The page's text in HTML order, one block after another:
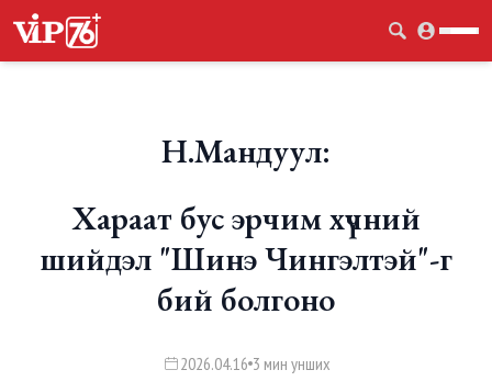
Н.Мандуул:
Хараат бус эрчим хүчний
шийдэл "Шинэ Чингэлтэй"-г
бий болгоно
2026.04.16 3 мин унших